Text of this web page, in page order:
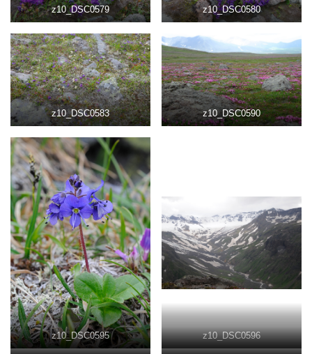
z10_DSC0579 z10_DSC0580
z10_DSC0583 z10_DSC0590
z10_DSC0595 z10_DSC0596